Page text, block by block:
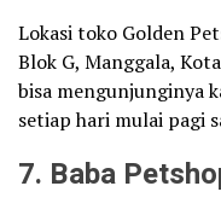
Lokasi toko Golden
Blok G, Manggala,
bisa mengunjunginya
setiap hari mulai pagi
7. Baba